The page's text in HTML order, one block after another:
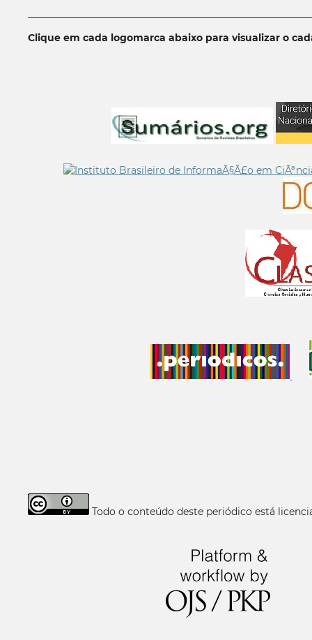
Clique em cada logomarca abaixo para visualizar o
Todo o conteúdo deste periódico está